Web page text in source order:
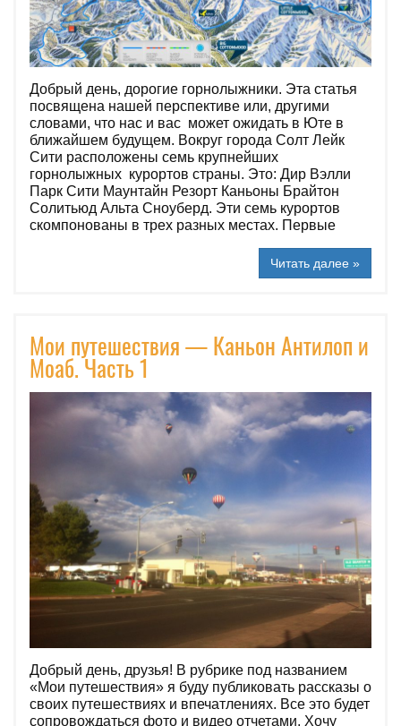
Добрый день, дорогие горнолыжники. Эта статья
посвящена нашей перспективе или, другими
словами, что нас и вас может ожидать в Юте в
ближайшем будущем. Вокруг города Солт Лейк
Сити расположены семь крупнейших
горнолыжных курортов страны. Это: Дир Вэлли
Парк Сити Маунтайн Резорт Каньоны Брайтон
Солитьюд Альта Сноуберд. Эти семь курортов
скомпонованы в трех разных местах. Первые
Читать далее »
Мои путешествия — Каньон Антилоп и
Моаб. Часть 1
Добрый день, друзья! В рубрике под названием
«Мои путешествия» я буду публиковать рассказы о
своих путешествиях и впечатлениях. Все это будет
сопровождаться фото и видео отчетами. Хочу